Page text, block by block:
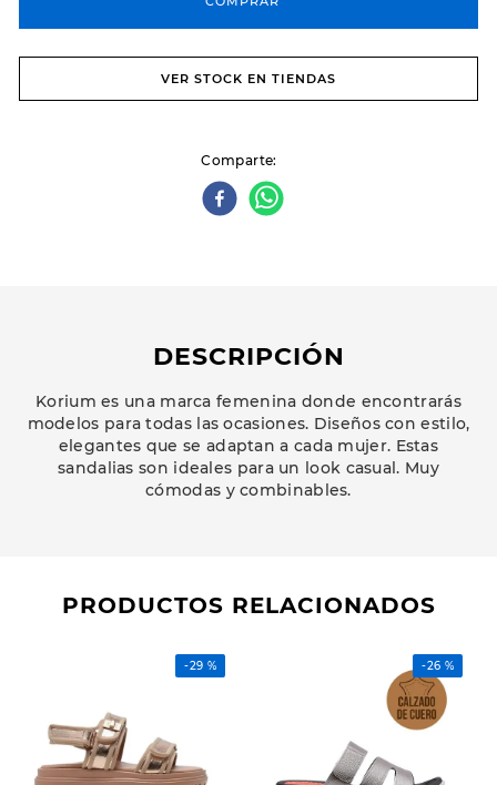
VER STOCK EN TIENDAS
Comparte
DESCRIPCIÓN
Korium es una marca femenina donde encontrarás
modelos para todas las ocasiones. Diseños con estilo,
elegantes que se adaptan a cada mujer. Estas
sandalias son ideales para un look casual. Muy
cómodas y combinables.
PRODUCTOS RELACIONADOS
-29 % -26 %